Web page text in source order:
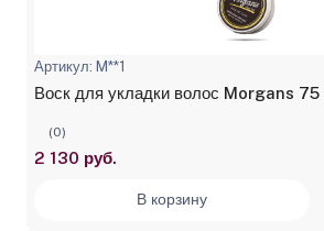
Артикул: M**1
Воск для укладки волос Morgans 75
(0)
2 130 руб.
В корзину